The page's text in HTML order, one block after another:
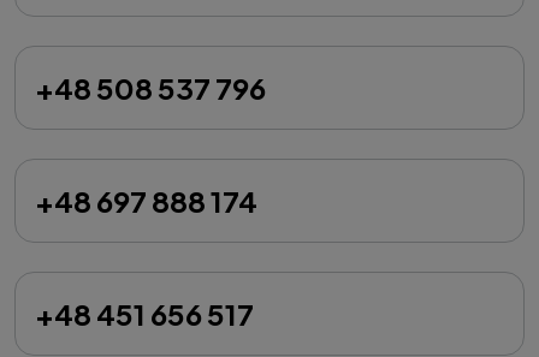
+48 508 537 796
+48 697 888 174
+48 451 656 517